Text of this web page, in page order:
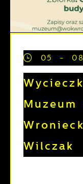
05 -
Wilczak